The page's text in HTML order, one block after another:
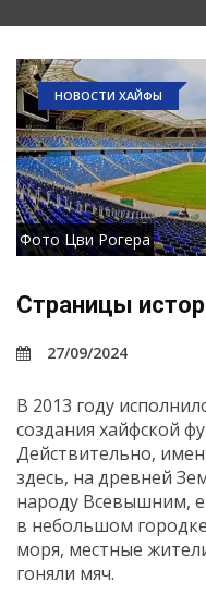
НОВОСТИ ХАЙФЫ
Фото Цви Рогера
Страницы
27/09/2024
В 2013 году
создания хайфской
Действительно,
здесь, на древней
народу Всевышним,
в небольшом
моря, местные
гоняли мяч.